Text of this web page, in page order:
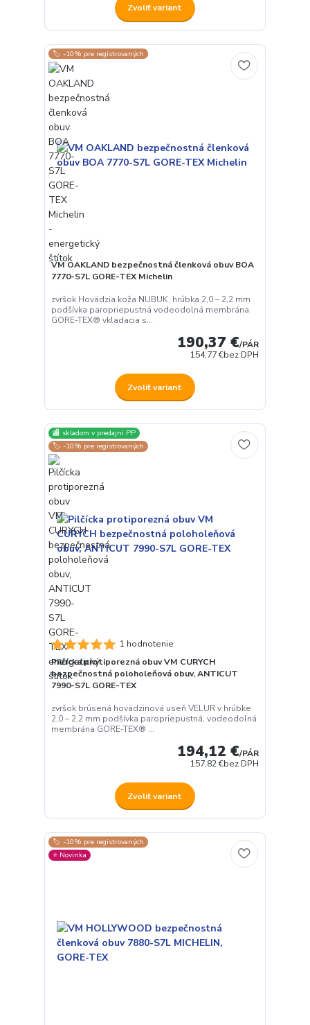
Zvoliť variant
🏷️ -10% pre registrovaných
VM OAKLAND bezpečnostná členková obuv BOA
7770-S7L GORE-TEX Michelin
zvršok Hovädzia koža NUBUK, hrúbka 2,0 – 2,2 mm
podšívka paropriepustná vodeodolná membrána
GORE-TEX® vkladacia s...
190,37 €/PÁR
154,77 €bez DPH
Zvoliť variant
🏬 skladom v predajni PP
🏷️ -10% pre registrovaných
1 hodnotenie
Pilčícka protiporezná obuv VM CURYCH
bezpečnostná poloholeňová obuv, ANTICUT
7990-S7L GORE-TEX
zvršok brúsená hovädzinová useň VELUR v hrúbke
2,0 – 2,2 mm podšívka paropriepustná, vodeodolná
membrána GORE-TEX® ...
194,12 €/PÁR
157,82 €bez DPH
Zvoliť variant
🏷️ -10% pre registrovaných
⭐️ Novinka